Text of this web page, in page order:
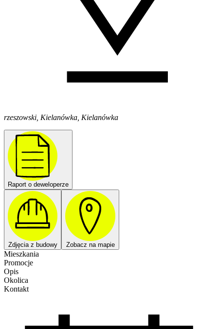
rzeszowski, Kielanówka, Kielanówka
Raport o deweloperze
Zdjęcia z budowy Zobacz na mapie
Mieszkania
Promocje
Opis
Okolica
Kontakt